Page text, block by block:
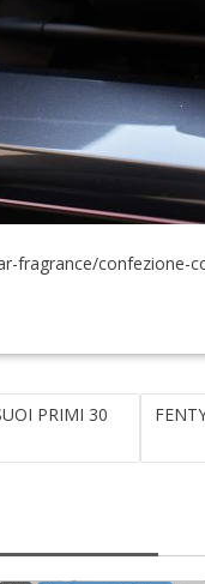
fragrance/confezione-
PRIMI 30